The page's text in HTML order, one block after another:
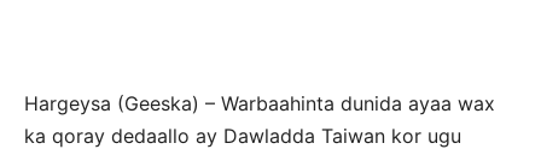
Hargeysa (Geeska) – Warbaahinta dunida ayaa wax
ka qoray dedaallo ay Dawladda Taiwan kor ugu